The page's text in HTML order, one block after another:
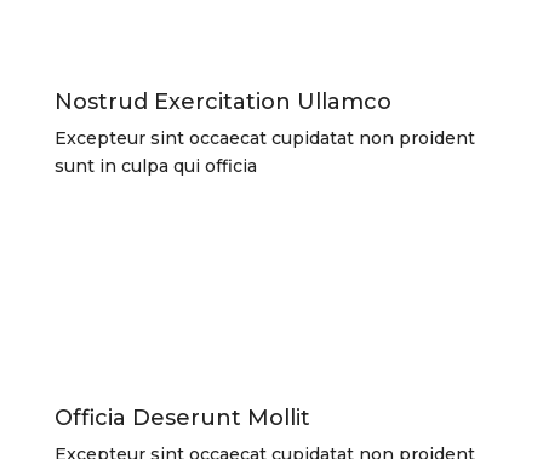
Nostrud Exercitation Ullamco
Excepteur sint occaecat cupidatat non proident
sunt in culpa qui officia
Officia Deserunt Mollit
Excepteur sint occaecat cupidatat non proident